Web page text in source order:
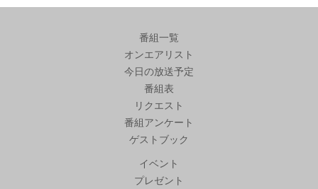
番組一覧
オンエアリスト
今日の放送予定
番組表
リクエスト
番組アンケート
ゲストブック
イベント
プレゼント